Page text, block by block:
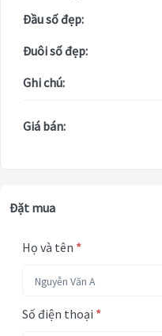
Đầu số đẹp:
Đuôi số đẹp:
Ghi chú:
Giá bán:
Đặt mua
Họ và tên *
Số điện thoại *